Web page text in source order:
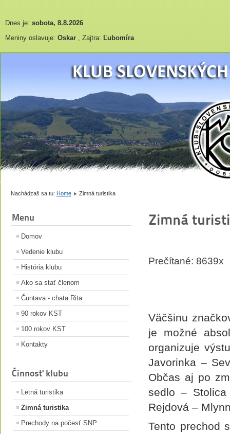
Dnes je: sobota, 8.8.2026
Meniny oslavuje: Oskar , Zajtra: Ľubomíra
Nachádzaš sa tu: Home Zimná turistika
Menu
Domov
Vedenie klubu
História klubu
Ako sa stať členom
Čuntava - chata Rita
90 rokov KST
100 rokov KST
Kontakty
Činnosť klubu
Letná turistika
Zimná turistika
Prechody na počesť SNP
Zimná
Prečítané: 8639x
Väčšinu
je možné
organizuje
Javorinka –
Občas aj po
sedlo –
Rejdová –
Tento prechod